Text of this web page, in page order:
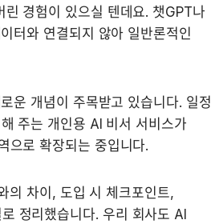
경험이 있으실 텐데요. 챗GPT나
터와 연결되지 않아 일반론적인
운 개념이 주목받고 있습니다. 일정
주는 개인용 AI 비서 서비스가
으로 확장되는 중입니다.
의 차이, 도입 시 체크포인트,
정리했습니다. 우리 회사도 AI